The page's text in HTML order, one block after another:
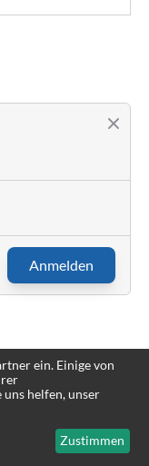
Anmelden
ein. Einige von
helfen, unser
Zustimmen